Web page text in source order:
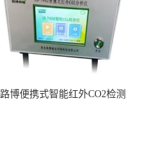
路博便携式智能红外CO2检测